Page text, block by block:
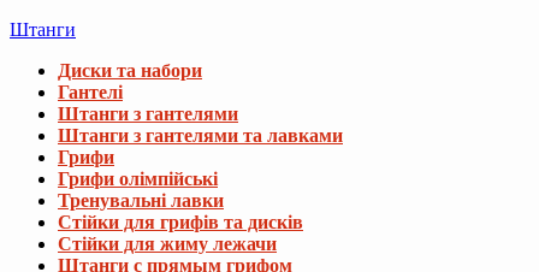
Штанги
Диски та набори
Гантелі
Штанги з гантелями
Штанги з гантелями та лавками
Грифи
Грифи олімпійські
Тренувальні лавки
Стійки для грифів та дисків
Стійки для жиму лежачи
Штанги с прямым грифом